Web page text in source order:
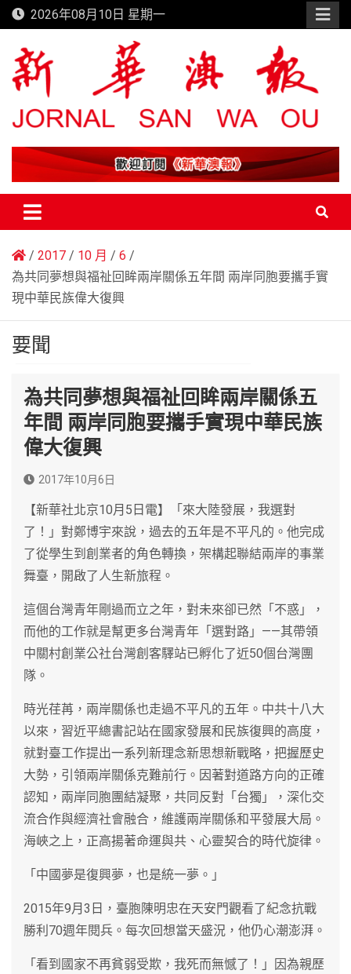
Skip
to
content
2026年08月10日 星期一
新華澳報
2017 10 月
6
為共同夢想與福祉回眸兩岸關係五年間 兩岸同胞要攜手實
現中華民族偉大復興
要聞
為共同夢想與福祉回眸兩岸關係五
年間 兩岸同胞要攜手實現中華民族
偉大復興
2017年10月6日
【新華社北京10月5日電】「來大陸發展，我選對
了！」對鄭博宇來說，過去的五年是不平凡的。他完成
了從學生到創業者的角色轉換，架構起聯結兩岸的事業
舞臺，開啟了人生新旅程。
這個台灣青年剛過而立之年，對未來卻已然「不惑」，
而他的工作就是幫更多台灣青年「選對路」——其帶領
中關村創業公社台灣創客驛站已孵化了近50個台灣團
隊。
時光荏苒，兩岸關係也走過不平凡的五年。中共十八大
以來，習近平總書記站在國家發展和民族復興的高度，
就對臺工作提出一系列新理念新思想新戰略，把握歷史
大勢，引領兩岸關係克難前行。因著對道路方向的正確
認知，兩岸同胞團結凝聚，共同反對「台獨」，深化交
流合作與經濟社會融合，維護兩岸關係和平發展大局。
海峽之上，正高揚著命運與共、心靈契合的時代旋律。
「中國夢是復興夢，也是統一夢。」
2015年9月3日，臺胞陳明忠在天安門觀看了紀念抗戰
勝利70週年閱兵。每次回想當天盛況，他仍心潮澎湃。
「看到國家不再貧弱受欺，我死而無憾了！」因為親歷